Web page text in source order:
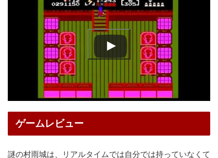
ゲームレビュー
謎の村雨城は、リアルタイムでは自分では持っていなくて